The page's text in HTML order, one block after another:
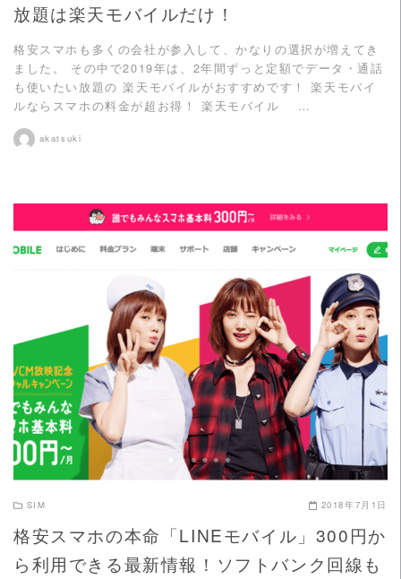
放題は楽天モバイルだけ！
格安スマホも多くの会社が参入して、かなりの選択が増えてき
ました。 その中で2019年は、2年間ずっと定額でデータ・通話
も使いたい放題の 楽天モバイルがおすすめです！ 楽天モバイ
ルならスマホの料金が超お得！ 楽天モバイル …
akatsuki
READ MORE
SIM 2018年7月1日
格安スマホの本命「LINEモバイル」300円か
ら利用できる最新情報！ソフトバンク回線も